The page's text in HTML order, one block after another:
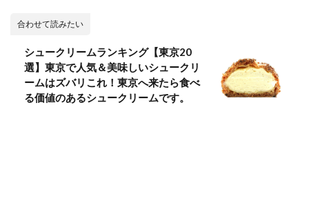
合わせて読みたい
シュークリームランキング【東京20
選】東京で人気＆美味しいシュークリ
ームはズバリこれ！東京へ来たら食べ
る価値のあるシュークリームです。